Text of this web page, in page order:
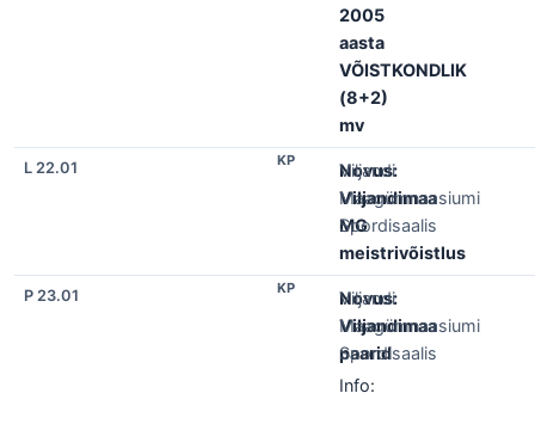
2005
aasta
VÕISTKONDLIK
(8+2)
mv
L 22.01 KP
Novus:
Viljandimaa
MG
meistrivõistlus
Viljandi
Maagümnaasiumi
Spordisaalis
P 23.01 KP
Novus:
Viljandimaa
paarid
Info:
Viljandi
Maagümnaasiumi
Spordisaalis